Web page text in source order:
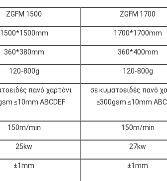
ZGFM 1500 ZGFM 1700
1500*1500mm 1700*1700mm
360*380mm 360*400mm
120-800g 120-800g
πανό χαρτόνι
≤10mm ABCDEF
σε κυματοειδές πανό
≥300gsm ≤10mm
150m/min 150m/min
25kw 27kw
±1mm ±1mm